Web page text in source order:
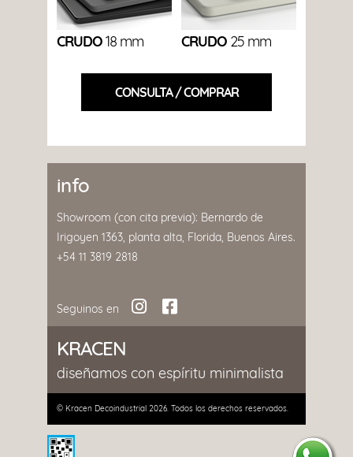
CONSULTA / COMPRAR
CRUDO18 mm CRUDO 25 mm
info
Showroom (con cita previa): Bernardo de
Irigoyen 1363, planta alta, Florida, Buenos Aires.
+54 11 3819 2818
Seguinos en  
KRACEN
diseñamos con espíritu minimalista
© Kracen Decoindustrial 2026. Todos los derechos reservados.